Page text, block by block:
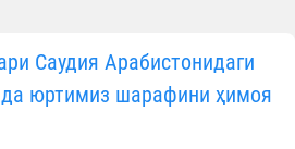
Саудия Арабистонидаги
юртимиз шарафини ҳимоя